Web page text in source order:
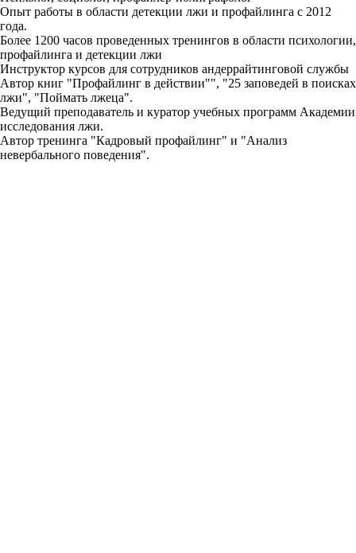
Опыт работы в области детекции лжи и профайлинга с 2012
года.
Более 1200 часов проведенных тренингов в области психологии,
профайлинга и детекции лжи
Инструктор курсов для сотрудников андеррайтинговой службы
Автор книг "Профайлинг в действии"", "25 заповедей в поисках
лжи", "Поймать лжеца".
Ведущий преподаватель и куратор учебных программ Академии
исследования лжи.
Автор тренинга "Кадровый профайлинг" и "Анализ
невербального поведения".